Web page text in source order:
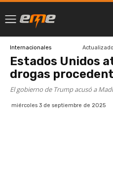
Internacionales
Estados Unidos
drogas
El gobierno de Trump acusó a
miércoles 3 de septiembre de 2025